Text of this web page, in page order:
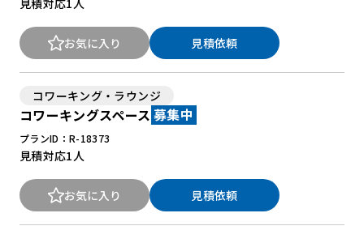
見積対応1人
お気に入り 見積依頼
コワーキング・ラウンジ
コワーキングスペース 募集中
プランID：R-18373
見積対応1人
お気に入り 見積依頼